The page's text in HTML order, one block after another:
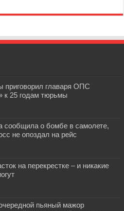
приговорил главаря ОПС
к 25 годам тюрьмы
сообщила о бомбе в самолете,
не опоздал на рейс
на перекрестке – и никакие
пьяный мажор